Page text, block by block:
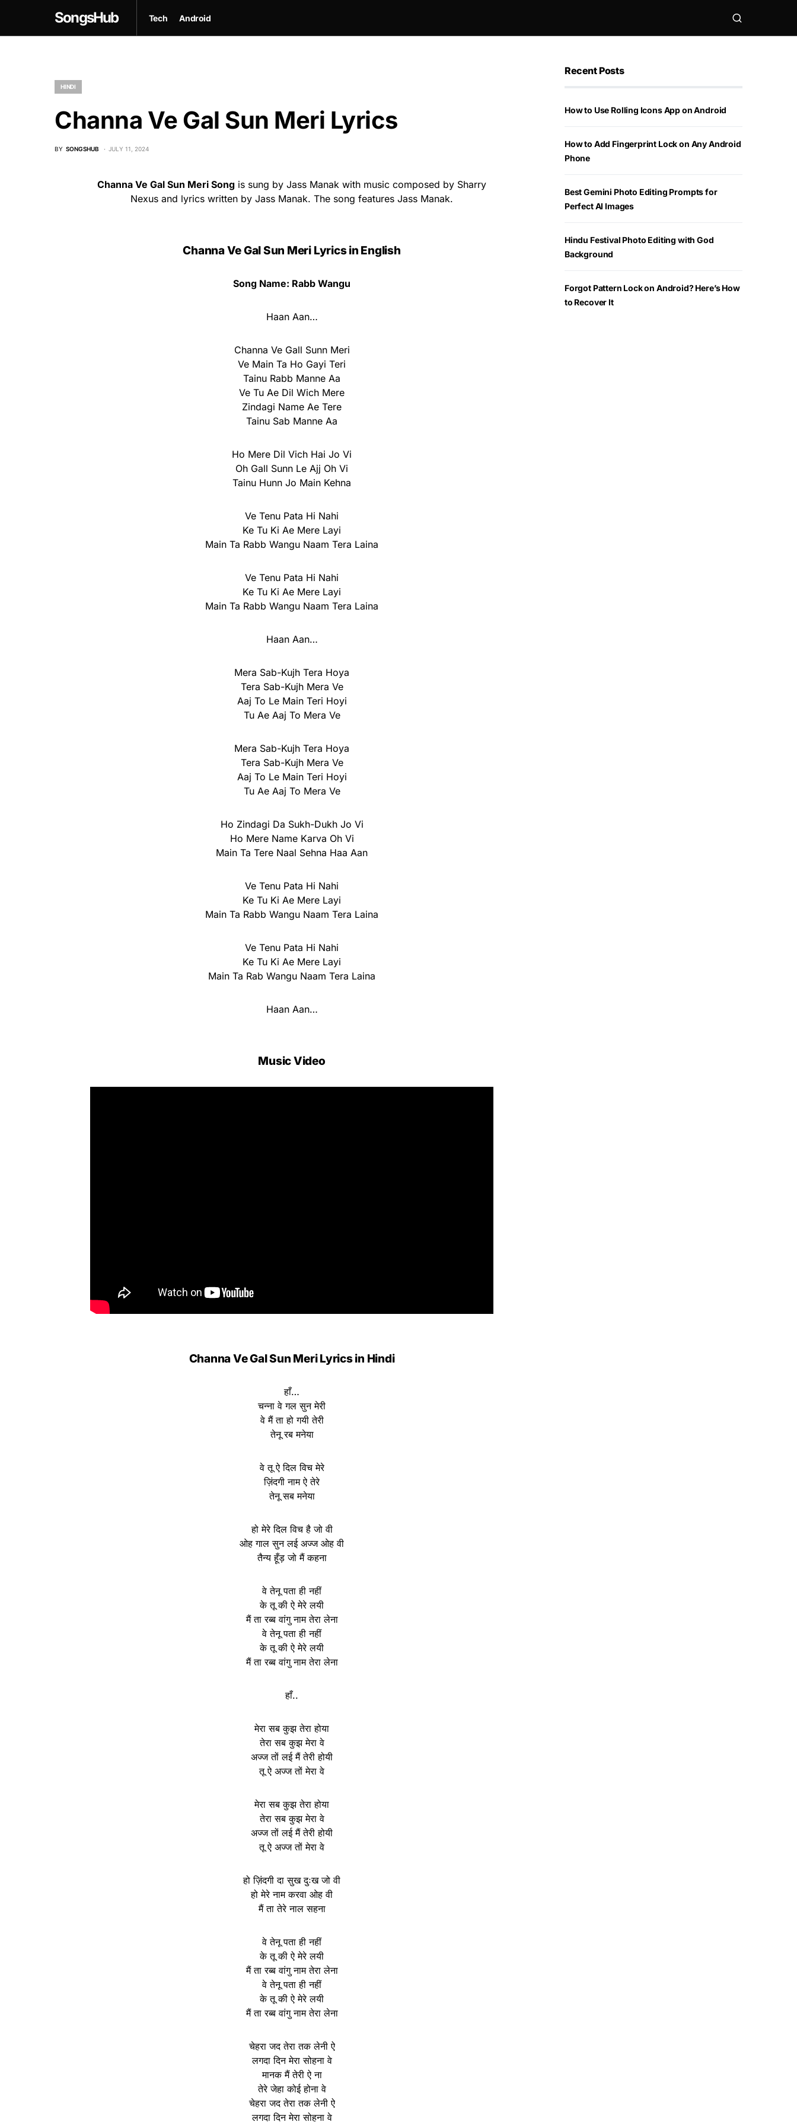
SongsHub Tech Android
HINDI
Channa Ve Gal Sun Meri Lyrics
BY SONGSHUB JULY 11, 2024
Channa Ve Gal Sun Meri Song is sung by Jass Manak with music composed by Sharry
Nexus and lyrics written by Jass Manak. The song features Jass Manak.
Channa Ve Gal Sun Meri Lyrics in English
Song Name: Rabb Wangu
Haan Aan…
Channa Ve Gall Sunn Meri
Ve Main Ta Ho Gayi Teri
Tainu Rabb Manne Aa
Ve Tu Ae Dil Wich Mere
Zindagi Name Ae Tere
Tainu Sab Manne Aa
Ho Mere Dil Vich Hai Jo Vi
Oh Gall Sunn Le Ajj Oh Vi
Tainu Hunn Jo Main Kehna
Ve Tenu Pata Hi Nahi
Ke Tu Ki Ae Mere Layi
Main Ta Rabb Wangu Naam Tera Laina
Ve Tenu Pata Hi Nahi
Ke Tu Ki Ae Mere Layi
Main Ta Rabb Wangu Naam Tera Laina
Haan Aan…
Mera Sab-Kujh Tera Hoya
Tera Sab-Kujh Mera Ve
Aaj To Le Main Teri Hoyi
Tu Ae Aaj To Mera Ve
Mera Sab-Kujh Tera Hoya
Tera Sab-Kujh Mera Ve
Aaj To Le Main Teri Hoyi
Tu Ae Aaj To Mera Ve
Ho Zindagi Da Sukh-Dukh Jo Vi
Ho Mere Name Karva Oh Vi
Main Ta Tere Naal Sehna Haa Aan
Ve Tenu Pata Hi Nahi
Ke Tu Ki Ae Mere Layi
Main Ta Rabb Wangu Naam Tera Laina
Ve Tenu Pata Hi Nahi
Ke Tu Ki Ae Mere Layi
Main Ta Rab Wangu Naam Tera Laina
Haan Aan…
Music Video
Channa Ve Gal Sun Meri Lyrics in Hindi
हाँ…
चन्ना वे गल सुन मेरी
वे मैं ता हो गयी तेरी
तेनू रब मनेया
वे तू ऐ दिल विच मेरे
ज़िंदगी नाम ऐ तेरे
तेनू सब मनेया
हो मेरे दिल विच है जो वी
ओह गाल सुन लई अज्ज ओह वी
तैन्य हूँड़ जो मैं कहना
वे तेनू पता ही नहीं
के तू की ऐ मेरे लयी
मैं ता रब्ब वांगु नाम तेरा लेना
वे तेनू पता ही नहीं
के तू की ऐ मेरे लयी
मैं ता रब्ब वांगु नाम तेरा लेना
हाँ..
मेरा सब कुझ तेरा होया
तेरा सब कुझ मेरा वे
अज्ज तों लई मैं तेरी होयी
तू ऐ अज्ज तों मेरा वे
मेरा सब कुझ तेरा होया
तेरा सब कुझ मेरा वे
अज्ज तों लई मैं तेरी होयी
तू ऐ अज्ज तों मेरा वे
हो ज़िंदगी दा सुख दुःख जो वी
हो मेरे नाम करवा ओह वी
मैं ता तेरे नाल सहना
वे तेनू पता ही नहीं
के तू की ऐ मेरे लयी
मैं ता रब्ब वांगु नाम तेरा लेना
वे तेनू पता ही नहीं
के तू की ऐ मेरे लयी
मैं ता रब्ब वांगु नाम तेरा लेना
चेहरा जद तेरा तक लेनी ऐ
लगदा दिन मेरा सोहना वे
मानक मैं तेरी ऐ ना
तेरे जेहा कोई होना वे
चेहरा जद तेरा तक लेनी ऐ
लगदा दिन मेरा सोहना वे
Recent Posts
How to Use Rolling Icons App on Android
How to Add Fingerprint Lock on Any Android
Phone
Best Gemini Photo Editing Prompts for
Perfect AI Images
Hindu Festival Photo Editing with God
Background
Forgot Pattern Lock on Android? Here’s How
to Recover It